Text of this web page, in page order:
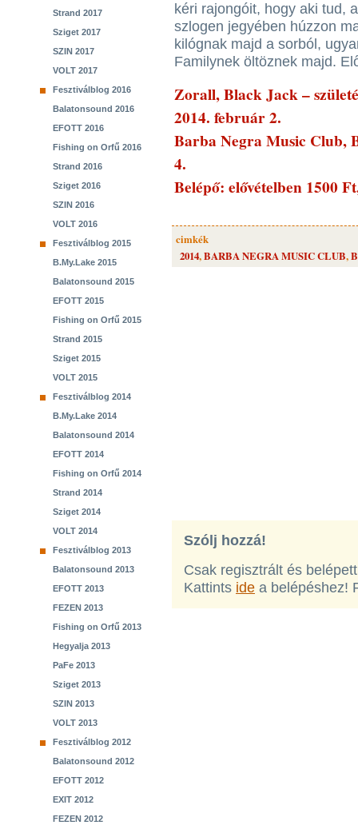
Strand 2017
Sziget 2017
SZIN 2017
VOLT 2017
Fesztiválblog 2016
Balatonsound 2016
EFOTT 2016
Fishing on Orfű 2016
Strand 2016
Sziget 2016
SZIN 2016
VOLT 2016
Fesztiválblog 2015
B.My.Lake 2015
Balatonsound 2015
EFOTT 2015
Fishing on Orfű 2015
Strand 2015
Sziget 2015
VOLT 2015
Fesztiválblog 2014
B.My.Lake 2014
Balatonsound 2014
EFOTT 2014
Fishing on Orfű 2014
Strand 2014
Sziget 2014
VOLT 2014
Fesztiválblog 2013
Balatonsound 2013
EFOTT 2013
FEZEN 2013
Fishing on Orfű 2013
Hegyalja 2013
PaFe 2013
Sziget 2013
SZIN 2013
VOLT 2013
Fesztiválblog 2012
Balatonsound 2012
EFOTT 2012
EXIT 2012
FEZEN 2012
kéri rajongóit, hogy aki tud,
szlogen jegyében húzzon
kilógnak majd a sorból,
Familynek öltöznek majd.
Zorall, Black Jack –
2014. február 2.
Barba Negra Music Club,
4.
Belépő: elővételben 1500
cimkék
2014,BARBA NEGRA MUSIC CLUB,
Szólj hozzá!
Csak regisztrált és
Kattints ide a belépéshez!